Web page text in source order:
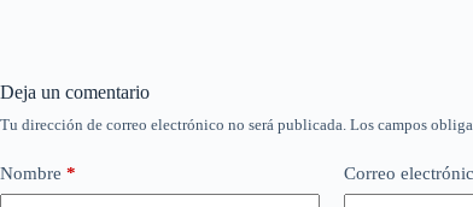
Deja un comentario
Tu dirección de correo electrónico no será publicada. Los campos
Nombre * Correo